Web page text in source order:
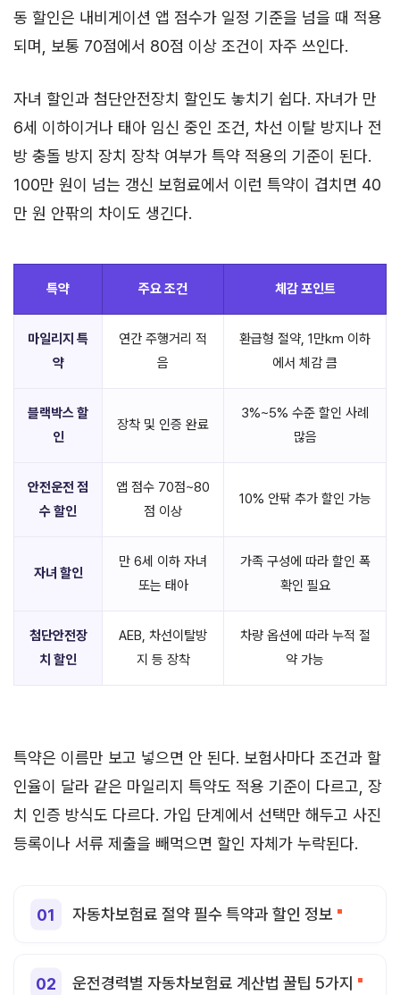
동 할인은 내비게이션 앱 점수가 일정 기준을 넘을 때 적용
되며, 보통 70점에서 80점 이상 조건이 자주 쓰인다.
자녀 할인과 첨단안전장치 할인도 놓치기 쉽다. 자녀가 만
6세 이하이거나 태아 임신 중인 조건, 차선 이탈 방지나 전
방 충돌 방지 장치 장착 여부가 특약 적용의 기준이 된다.
100만 원이 넘는 갱신 보험료에서 이런 특약이 겹치면 40
만 원 안팎의 차이도 생긴다.
특약 주요 조건 체감 포인트
마일리지 특
약
연간 주행거리 적
음
환급형 절약, 1만km 이하
에서 체감 큼
블랙박스 할
인
장착 및 인증 완료
3%~5% 수준 할인 사례
많음
안전운전 점
수 할인
앱 점수 70점~80
점 이상
10% 안팎 추가 할인 가능
자녀 할인
만 6세 이하 자녀
또는 태아
가족 구성에 따라 할인 폭
확인 필요
첨단안전장
치 할인
AEB, 차선이탈방
지 등 장착
차량 옵션에 따라 누적 절
약 가능
특약은 이름만 보고 넣으면 안 된다. 보험사마다 조건과 할
인율이 달라 같은 마일리지 특약도 적용 기준이 다르고, 장
치 인증 방식도 다르다. 가입 단계에서 선택만 해두고 사진
등록이나 서류 제출을 빼먹으면 할인 자체가 누락된다.
자동차보험료 절약 필수 특약과 할인 정보
운전경력별 자동차보험료 계산법 꿀팁 5가지